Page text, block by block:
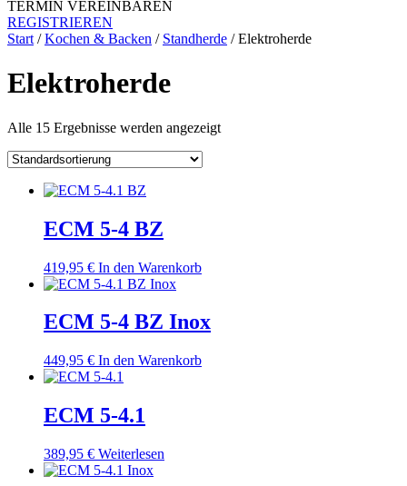
TERMIN VEREINBAREN
REGISTRIEREN
Start /Kochen & Backen / Standherde / Elektroherde
Elektroherde
Alle 15 Ergebnisse werden angezeigt
ECM 5-4 BZ
419,95 € In den Warenkorb
ECM 5-4 BZ Inox
449,95 € In den Warenkorb
ECM 5-4.1
389,95 € Weiterlesen